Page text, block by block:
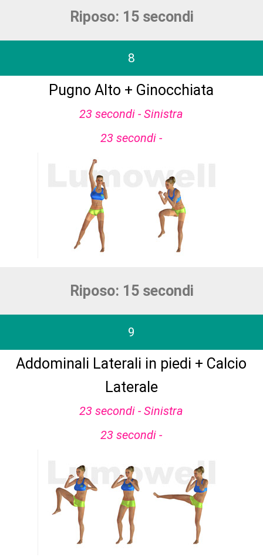
Riposo: 15 secondi
8
Pugno Alto + Ginocchiata
23 secondi - Sinistra
23 secondi -
Riposo: 15 secondi
9
Addominali Laterali in piedi + Calcio
Laterale
23 secondi - Sinistra
23 secondi -